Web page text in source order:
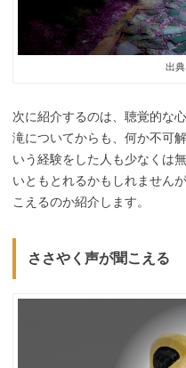
出典
次に紹介するのは、聴覚的な
滝についてからも、何か不可
いう経験をした人も少なくは
いともとれるかもしれません
こえるのか紹介します。
ささやく声が聞こえる